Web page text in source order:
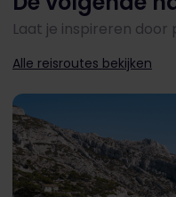
Laat je inspireren door
Alle reisroutes bekijken